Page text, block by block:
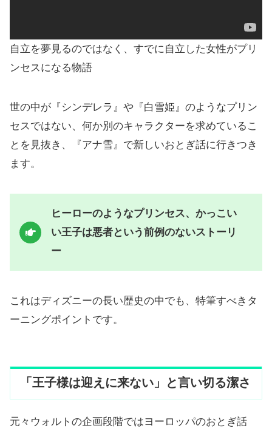
自立を夢見るのではなく、すでに自立した女性がプリ
ンセスになる物語
世の中が『シンデレラ』や『白雪姫』のようなプリン
セスではない、何か別のキャラクターを求めているこ
とを見抜き、『アナ雪』で新しいおとぎ話に行きつき
ます。
ヒーローのようなプリンセス、かっこい
い王子は悪者という前例のないストーリ
ー
これはディズニーの長い歴史の中でも、特筆すべきタ
ーニングポイントです。
「王子様は迎えに来ない」と言い切る潔さ
元々ウォルトの企画段階ではヨーロッパのおとぎ話